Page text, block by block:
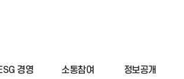
경영 소통참여 정보공개